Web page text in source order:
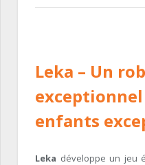
Leka – Un
enfants
Leka développe un jeu